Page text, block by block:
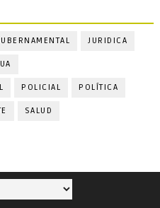
JURIDICA
POLICIAL POLÍTICA
SALUD